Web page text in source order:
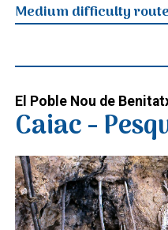
Medium difficulty
El Poble Nou de
Caiac -